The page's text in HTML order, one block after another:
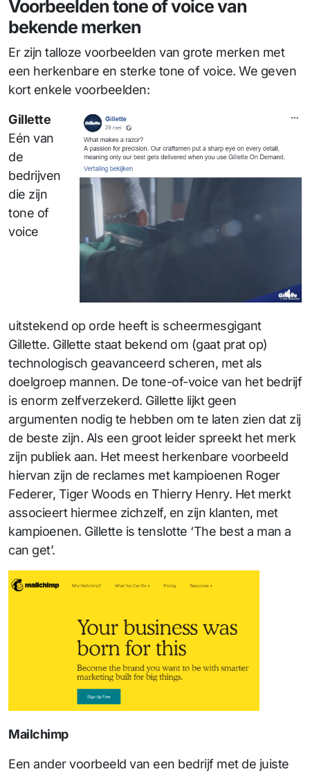
Voorbeelden tone of voice van
bekende merken
Er zijn talloze voorbeelden van grote merken met
een herkenbare en sterke tone of voice. We geven
kort enkele voorbeelden:
Gillette
Eén van
de
bedrijven
die zijn
tone of
voice
uitstekend op orde heeft is scheermesgigant
Gillette. Gillette staat bekend om (gaat prat op)
technologisch geavanceerd scheren, met als
doelgroep mannen. De tone-of-voice van het bedrijf
is enorm zelfverzekerd. Gillette lijkt geen
argumenten nodig te hebben om te laten zien dat zij
de beste zijn. Als een groot leider spreekt het merk
zijn publiek aan. Het meest herkenbare voorbeeld
hiervan zijn de reclames met kampioenen Roger
Federer, Tiger Woods en Thierry Henry. Het merkt
associeert hiermee zichzelf, en zijn klanten, met
kampioenen. Gillette is tenslotte ‘The best a man a
can get’.
Mailchimp
Een ander voorbeeld van een bedrijf met de juiste